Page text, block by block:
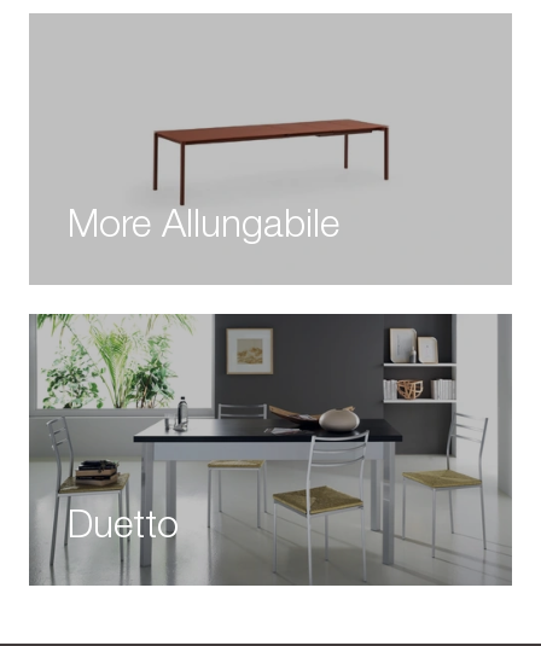
More Allungabile
Duetto